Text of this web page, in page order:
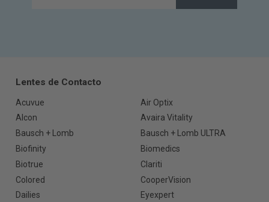
Lentes de Contacto
Acuvue
Air Optix
Alcon
Avaira Vitality
Bausch + Lomb
Bausch + Lomb ULTRA
Biofinity
Biomedics
Biotrue
Clariti
Colored
CooperVision
Dailies
Eyexpert